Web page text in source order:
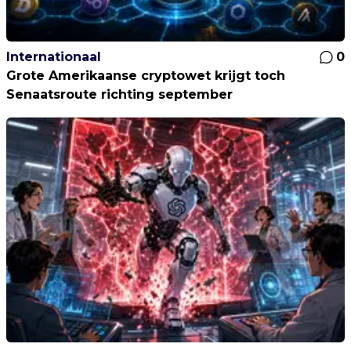
Internationaal
0
Grote Amerikaanse cryptowet krijgt toch
Senaatsroute richting september